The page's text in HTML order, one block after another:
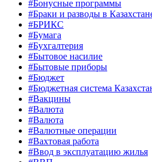
#Бонусные программы
#Браки и разводы в
#БРИКС
#Бумага
#Бухгалтерия
#Бытовое насилие
#Бытовые приборы
#Бюджет
#Бюджетная система
#Вакцины
#Валюта
#Валюта
#Валютные операции
#Вахтовая работа
#Ввод в эксплуатацию жилья